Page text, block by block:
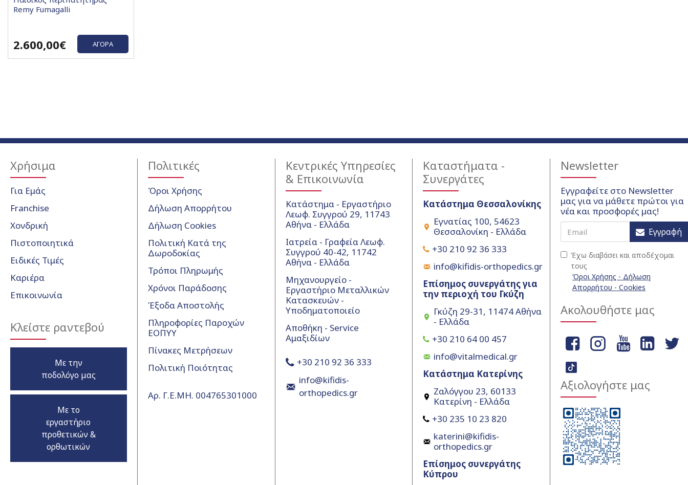
Remy Fumagalli
2.600,00€ ΑΓΟΡΆ
Χρήσιμα
Για Εμάς
Franchise
Χονδρική
Πιστοποιητικά
Ειδικές Τιμές
Καριέρα
Επικοινωνία
Κλείστε ραντεβού
Με την
ποδολόγο μας
Με το
εργαστήριο
προθετικών &
ορθωτικών
Πολιτικές
Όροι Χρήσης
Δήλωση Απορρήτου
Δήλωση Cookies
Πολιτική Κατά της
Δωροδοκίας
Τρόποι Πληρωμής
Χρόνοι Παράδοσης
Έξοδα Αποστολής
Πληροφορίες Παροχών
ΕΟΠΥΥ
Πίνακες Μετρήσεων
Πολιτική Ποιότητας
Αρ. Γ.Ε.ΜΗ. 004765301000
Κεντρικές Υπηρεσίες
& Επικοινωνία
Κατάστημα - Εργαστήριο
Λεωφ. Συγγρού 29, 11743
Αθήνα - Ελλάδα
Ιατρεία - Γραφεία Λεωφ.
Συγγρού 40-42, 11742
Αθήνα - Ελλάδα
Μηχανουργείο -
Εργαστήριο Μεταλλικών
Κατασκευών -
Υποδηματοποιείο
Αποθήκη - Service
Αμαξιδίων
+30 210 92 36 333
info@kifidis-
orthopedics.gr
Καταστήματα -
Συνεργάτες
Κατάστημα Θεσσαλονίκης
Εγνατίας 100, 54623
Θεσσαλονίκη - Ελλάδα
+30 210 92 36 333
info@kifidis-orthopedics.gr
Επίσημος συνεργάτης για
την περιοχή του Γκύζη
Γκύζη 29-31, 11474 Αθήνα
- Ελλάδα
+30 210 64 00 457
info@vitalmedical.gr
Κατάστημα Κατερίνης
Ζαλόγγου 23, 60133
Κατερίνη - Ελλάδα
+30 235 10 23 820
katerini@kifidis-
orthopedics.gr
Επίσημος συνεργάτης
Κύπρου
Newsletter
Εγγραφείτε στο Newsletter
μας για να μάθετε πρώτοι για
νέα και προσφορές μας!
Εγγραφή
Έχω διαβάσει και αποδέχομαι
τους
Όροι Χρήσης - Δήλωση
Απορρήτου - Cookies
Ακολουθήστε μας
Αξιολογήστε μας